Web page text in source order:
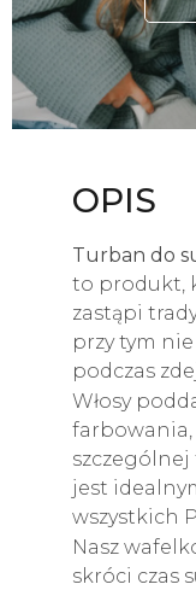
OPIS
Turban do
to produkt,
zastąpi
przy tym
podczas
Włosy
jest
wszystkich
Nasz
skróci czas